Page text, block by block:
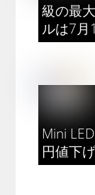
級の最
ルは7月
Mini
円値下